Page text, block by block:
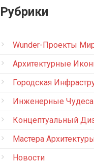
Рубрики
Wunder-Проекты
Архитектурные
Городская
Инженерные Чудеса
Концептуальный
Мастера Архитектуры
Новости